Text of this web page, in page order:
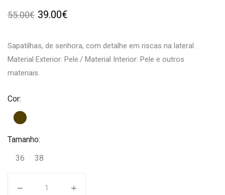
55.00€ 39.00€
Sapatilhas, de senhora, com detalhe em riscas na lateral .
Material Exterior: Pele./ Material Interior: Pele e outros
materiais.
Cor:
Tamanho:
36
38